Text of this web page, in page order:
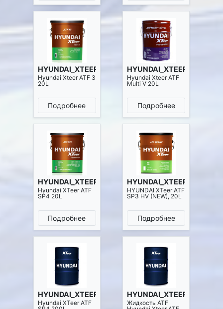
HYUNDAI_XTEER 1120006
Hyundai Xteer ATF 3
20L
Подробнее
HYUNDAI_XTEER 1120411
Hyundai Xteer ATF
Multi V 20L
Подробнее
HYUNDAI_XTEER 1121014
Hyundai XTeer ATF
SP4 20L
Подробнее
HYUNDAI_XTEER 1121415
HYUNDAI XTeer ATF
SP3 HV (NEW), 20L
Подробнее
HYUNDAI_XTEER 1200017
Hyundai XTeer ATF
HYUNDAI_XTEER 1200411
Жидкость ATF